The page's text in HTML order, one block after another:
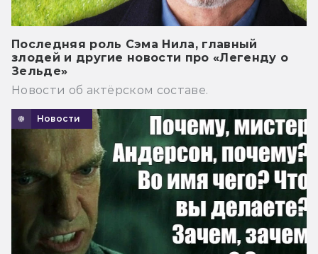
Последняя роль Сэма Нила, главный
злодей и другие новости про «Легенду о
Зельде»
Новости об актёрском составе.
Новости